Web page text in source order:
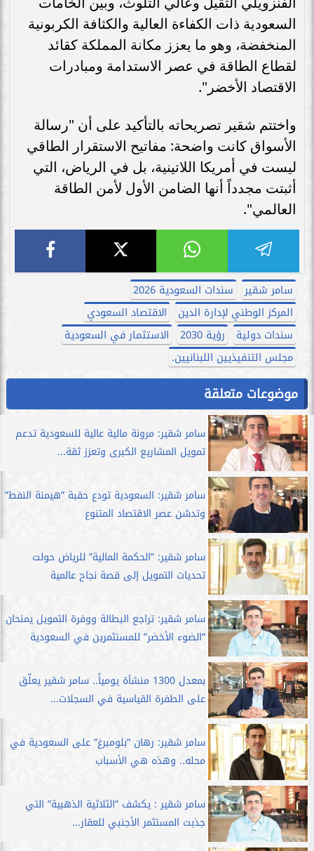
السعودية ذات الكفاءة العالية والكثافة الكربونية
المنخفضة، وهو ما يعزز مكانة المملكة كقائد
لقطاع الطاقة في عصر الاستدامة ومبادرات
الاقتصاد الأخضر".
واختتم شقير تصريحاته بالتأكيد على أن "رسالة
الأسواق كانت واضحة: مفاتيح الاستقرار الطاقي
ليست في أمريكا اللاتينية، بل في الرياض، التي
أثبتت مجدداً أنها الضامن الأول لأمن الطاقة
العالمي".
سامر شقير
سندات السعودية 2026
المركز الوطني لإدارة الدين
الاقتصاد السعودي
سندات دولية
رؤية 2030
الاستثمار في السعودية
مجلس التنفيذيين اللبنانيين.
موضوعات متعلقة
سامر شقير: مرونة مالية عالية للسعودية تدعم
تمويل المشاريع الكبرى وتعزز ثقة...
سامر شقير: السعودية تودع حقبة ”هيمنة النفط”
وتدشن عصر الاقتصاد المتنوع
سامر شقير: ”الحكمة المالية” للرياض حولت
تحديات التمويل إلى قصة نجاح عالمية
سامر شقير: تراجع البطالة ووفرة التمويل يمنحان
”الضوء الأخضر” للمستثمرين في السعودية
بمعدل 1300 منشأة يومياً.. سامر شقير يعلّق
على الطفرة القياسية في السجلات...
سامر شقير: رهان ”بلومبرغ” على السعودية في
محله.. وهذه هي الأسباب
سامر شقير : يكشف ”الثلاثية الذهبية” التي
جذبت المستثمر الأجنبي للعقار...